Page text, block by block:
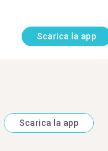
Scarica la app
Scarica la app